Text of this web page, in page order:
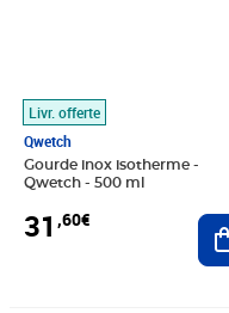
Livr. offerte
Qwetch
Gourde inox isotherme -
Qwetch - 500 ml
31 ,60€